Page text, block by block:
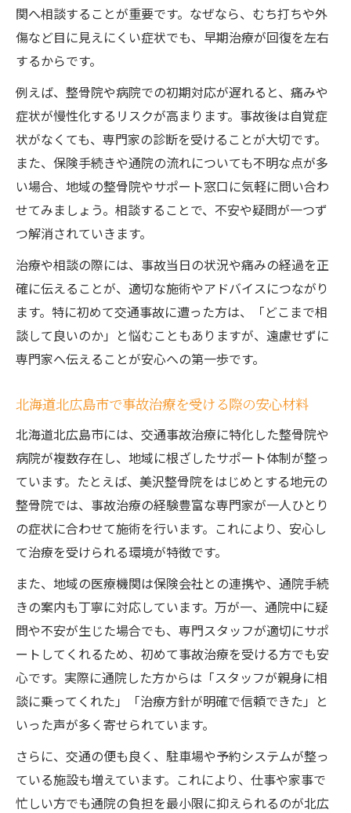
関へ相談することが重要です。なぜなら、むち打ちや外
傷など目に見えにくい症状でも、早期治療が回復を左右
するからです。
例えば、整骨院や病院での初期対応が遅れると、痛みや
症状が慢性化するリスクが高まります。事故後は自覚症
状がなくても、専門家の診断を受けることが大切です。
また、保険手続きや通院の流れについても不明な点が多
い場合、地域の整骨院やサポート窓口に気軽に問い合わ
せてみましょう。相談することで、不安や疑問が一つず
つ解消されていきます。
治療や相談の際には、事故当日の状況や痛みの経過を正
確に伝えることが、適切な施術やアドバイスにつながり
ます。特に初めて交通事故に遭った方は、「どこまで相
談して良いのか」と悩むこともありますが、遠慮せずに
専門家へ伝えることが安心への第一歩です。
北海道北広島市で事故治療を受ける際の安心材料
北海道北広島市には、交通事故治療に特化した整骨院や
病院が複数存在し、地域に根ざしたサポート体制が整っ
ています。たとえば、美沢整骨院をはじめとする地元の
整骨院では、事故治療の経験豊富な専門家が一人ひとり
の症状に合わせて施術を行います。これにより、安心し
て治療を受けられる環境が特徴です。
また、地域の医療機関は保険会社との連携や、通院手続
きの案内も丁寧に対応しています。万が一、通院中に疑
問や不安が生じた場合でも、専門スタッフが適切にサポ
ートしてくれるため、初めて事故治療を受ける方でも安
心です。実際に通院した方からは「スタッフが親身に相
談に乗ってくれた」「治療方針が明確で信頼できた」と
いった声が多く寄せられています。
さらに、交通の便も良く、駐車場や予約システムが整っ
ている施設も増えています。これにより、仕事や家事で
忙しい方でも通院の負担を最小限に抑えられるのが北広